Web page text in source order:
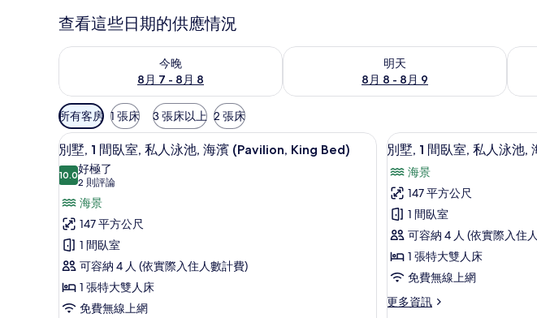
查看這些日期的供應情況
今晚
8月 7 - 8月 8
查看今晚 (8月 7 - 8月 8) 的供應情況
明天
8月 8 - 8月 9
查看明天 (8月 8 - 8月 9) 的供應情況 查看
可
用
的
客
房
篩
選
條
件
所有客房 1 張床 3 張床以上 2 張床
顯
示
別
墅,
1
間
臥
室,
私
6
別墅, 1 間臥室, 私人泳池, 海濱 (Pavilion, King Bed)
10.010.0 分，滿分 10 分
好極了
2 則評論
(2
則
評
論)
海景
147 平方公尺
1 間臥室
可容納 4 人 (依實際入住人數計費)
1 張特大雙人床
免費無線上網
顯
示
別
墅,
間
臥
室,
私
5
別墅, 1 間臥室, 私人泳池
海景
147 平方公尺
1 間臥室
可容納 4 人 (依實際入住
1 張特大雙人床
免費無線上網
更多資訊
更